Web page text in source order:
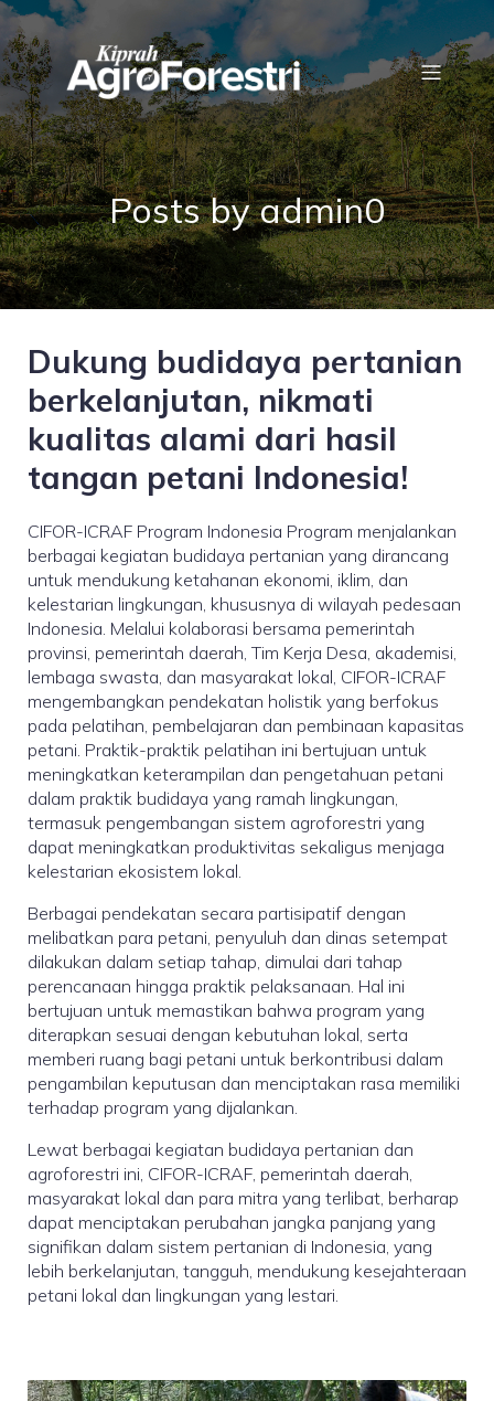
Posts byadmin0
Dukung budidaya pertanian
berkelanjutan, nikmati
kualitas alami dari hasil
tangan petani Indonesia!
CIFOR-ICRAF Program Indonesia Program menjalankan
berbagai kegiatan budidaya pertanian yang dirancang
untuk mendukung ketahanan ekonomi, iklim, dan
kelestarian lingkungan, khususnya di wilayah pedesaan
Indonesia. Melalui kolaborasi bersama pemerintah
provinsi, pemerintah daerah, Tim Kerja Desa, akademisi,
lembaga swasta, dan masyarakat lokal, CIFOR-ICRAF
mengembangkan pendekatan holistik yang berfokus
pada pelatihan, pembelajaran dan pembinaan kapasitas
petani. Praktik-praktik pelatihan ini bertujuan untuk
meningkatkan keterampilan dan pengetahuan petani
dalam praktik budidaya yang ramah lingkungan,
termasuk pengembangan sistem agroforestri yang
dapat meningkatkan produktivitas sekaligus menjaga
kelestarian ekosistem lokal.
Berbagai pendekatan secara partisipatif dengan
melibatkan para petani, penyuluh dan dinas setempat
dilakukan dalam setiap tahap, dimulai dari tahap
perencanaan hingga praktik pelaksanaan. Hal ini
bertujuan untuk memastikan bahwa program yang
diterapkan sesuai dengan kebutuhan lokal, serta
memberi ruang bagi petani untuk berkontribusi dalam
pengambilan keputusan dan menciptakan rasa memiliki
terhadap program yang dijalankan.
Lewat berbagai kegiatan budidaya pertanian dan
agroforestri ini, CIFOR-ICRAF, pemerintah daerah,
masyarakat lokal dan para mitra yang terlibat, berharap
dapat menciptakan perubahan jangka panjang yang
signifikan dalam sistem pertanian di Indonesia, yang
lebih berkelanjutan, tangguh, mendukung kesejahteraan
petani lokal dan lingkungan yang lestari.